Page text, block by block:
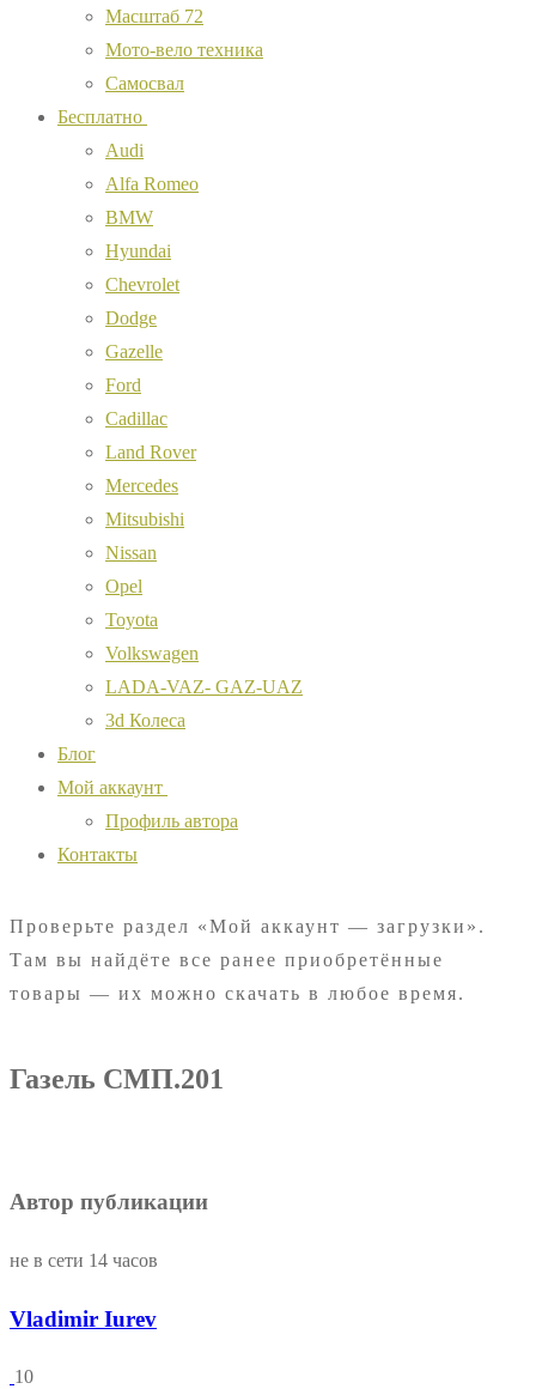
Масштаб 72
Мото-вело техника
Самосвал
Бесплатно
Audi
Alfa Romeo
BMW
Hyundai
Chevrolet
Dodge
Gazelle
Ford
Cadillac
Land Rover
Mercedes
Mitsubishi
Nissan
Opel
Toyota
Volkswagen
LADA-VAZ- GAZ-UAZ
3d Колеса
Блог
Мой аккаунт
Профиль автора
Контакты
Проверьте раздел «Мой аккаунт — загрузки».
Там вы найдёте все ранее приобретённые
товары — их можно скачать в любое время.
Газель СМП.201
Автор публикации
не в сети 14 часов
Vladimir Iurev
10